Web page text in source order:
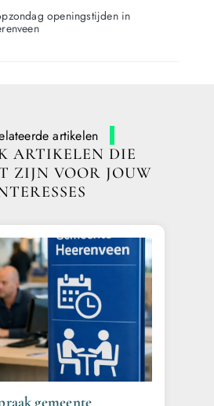
openingstijden in
artikelen
ARTIKELEN DIE
ZIJN VOOR JOUW
gemeente